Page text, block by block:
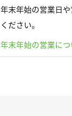
年末年始の営業日
ください。
年末年始の営業につ